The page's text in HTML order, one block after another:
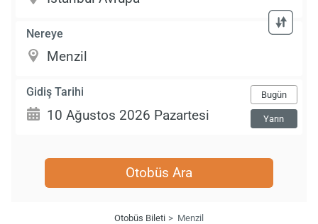
Nereye
Gidiş Tarihi Bugün
Yarın
Otobüs Ara
Otobüs Bileti Menzil